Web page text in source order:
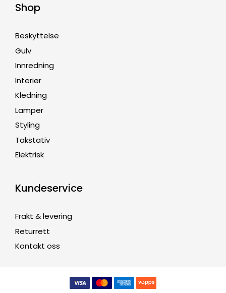
Shop
Beskyttelse
Gulv
Innredning
Interiør
Kledning
Lamper
Styling
Takstativ
Elektrisk
Kundeservice
Frakt & levering
Returrett
Kontakt oss